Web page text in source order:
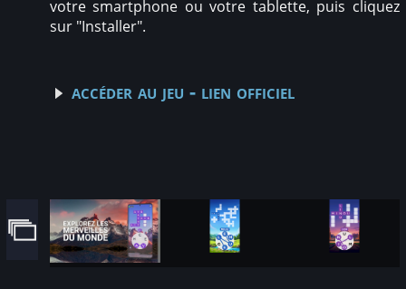
votre smartphone ou votre tablette, puis cliquez
sur "Installer".
accéder au jeu - lien officiel